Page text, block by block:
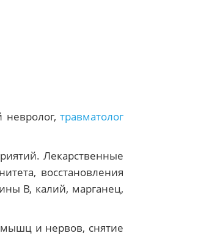
невролог, травматолог
Лекарственные
восстановления
В, калий, марганец,
и нервов, снятие